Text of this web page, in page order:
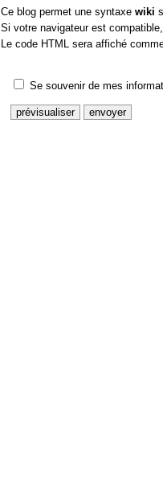
Ce blog permet une syntaxe wiki
Si votre navigateur est
Le code HTML sera affiché
Se souvenir de mes